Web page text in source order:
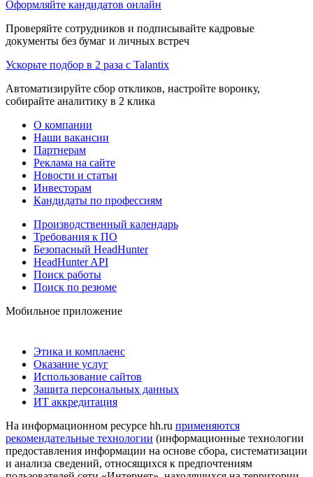
Оформляйте кандидатов онлайн
Проверяйте сотрудников и подписывайте кадровые
документы без бумаг и личных встреч
Ускорьте подбор в 2 раза с Talantix
Автоматизируйте сбор откликов, настройте воронку,
собирайте аналитику в 2 клика
О компании
Наши вакансии
Партнерам
Реклама на сайте
Новости и статьи
Инвесторам
Кандидаты по профессиям
Производственный календарь
Требования к ПО
Безопасный HeadHunter
HeadHunter API
Поиск работы
Поиск по резюме
Мобильное приложение
Этика и комплаенс
Оказание услуг
Использование сайтов
Защита персональных данных
ИТ аккредитация
На информационном ресурсе hh.ru применяются
рекомендательные технологии (информационные технологии
предоставления информации на основе сбора, систематизации
и анализа сведений, относящихся к предпочтениям